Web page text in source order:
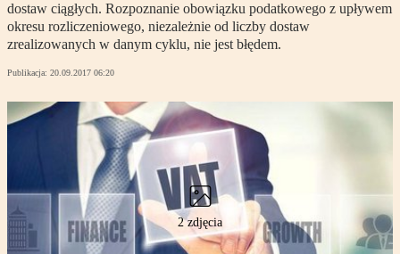
dostaw ciągłych. Rozpoznanie obowiązku podatkowego z upływem
okresu rozliczeniowego, niezależnie od liczby dostaw
zrealizowanych w danym cyklu, nie jest błędem.
Publikacja: 20.09.2017 06:20
2 zdjęcia